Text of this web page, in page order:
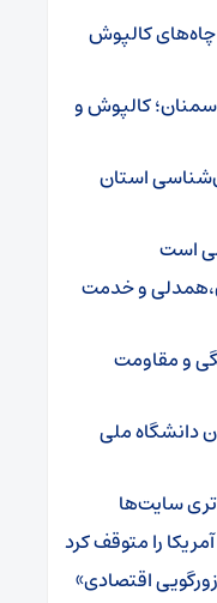
چاه‌های کالپوش
کالپوش و
استان
است
و خدمت
و مقاومت
دانشگاه ملی
سایت‌ها
را متوقف کرد
اقتصادی»